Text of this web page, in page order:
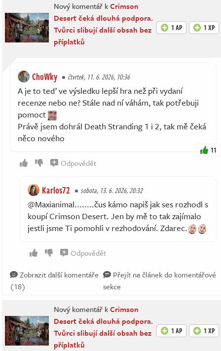
Nový komentář kCrimson
Desert čeká dlouhá podpora.
Tvůrci slibují další obsah bez
příplatků
1 AP 1 XP
ChoWky čtvrtek, 11. 6. 2026, 10:36
A je to teď ve výsledku lepší hra než při vydaní
recenze nebo ne? Stále nad ní váhám, tak potřebuji
pomoct
Právě jsem dohrál Death Stranding 1 i 2, tak mě čeká
něco nového
11
Odpovědět
Karlos72 sobota, 13. 6. 2026, 20:32
@Maxianimal........čus kámo napiš jak ses rozhodl s
koupí Crimson Desert. Jen by mě to tak zajímalo
jestli jsme Ti pomohli v rezhodování. Zdarec.
Odpovědět
Zobrazit další komentáře
(18)
Přejít na článek do komentářové
sekce
Nový komentář kCrimson
Desert čeká dlouhá podpora.
Tvůrci slibují další obsah bez
příplatků
1 AP 1 XP